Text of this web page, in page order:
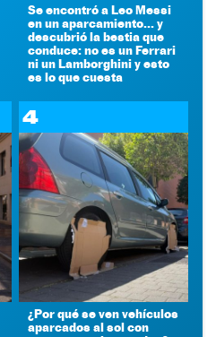
Se encontró a Leo Messi
en un aparcamiento... y
descubrió la bestia que
conduce: no es un Ferrari
ni un Lamborghini y esto
es lo que cuesta
4
¿Por qué se ven vehículos
aparcados al sol con